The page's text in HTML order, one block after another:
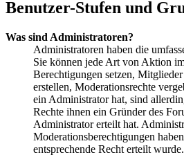
Benutzer-Stufen und
Was sind Administratoren?
Administratoren haben die
Sie können jede Art von Aktion
Berechtigungen setzen,
erstellen, Moderationsrechte
ein Administrator hat, sind
Rechte ihnen ein Gründer des
Administrator erteilt hat.
Moderationsberechtigungen
entsprechende Recht erteilt wurde.